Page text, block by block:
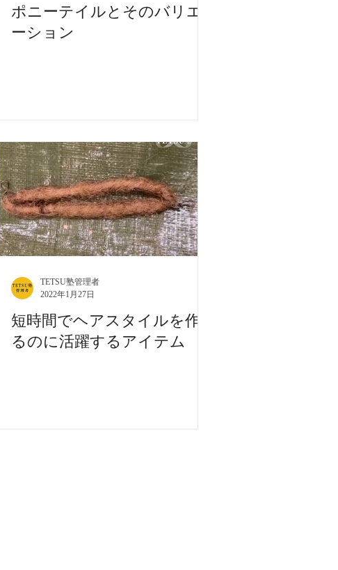
ポニーテイルとそのバリエ
ーション
短時間でヘアスタイルを作
るのに活躍するアイテム
TETSU塾管理者
2022年1月27日